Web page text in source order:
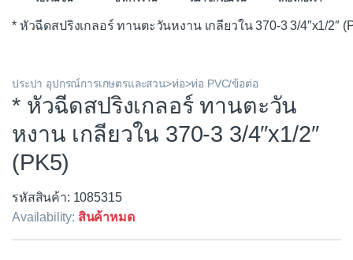
* หัวฉีดสปริงเกลอร์ ทานตะวันหงาน เกลียวใน 370-3 3/4″x1/2″
ประปา อุปกรณ์การเกษตรและสวน>ท่อ>ท่อ PVC/ข้อต่อ
* หัวฉีดสปริงเกลอร์ ทานตะวัน
หงาน เกลียวใน 370-3 3/4″x1/2″
(PK5)
รหัสสินค้า: 1085315
Availability: สินค้าหมด